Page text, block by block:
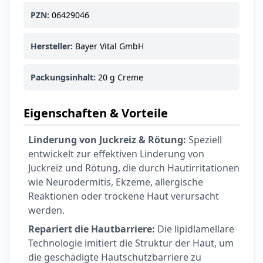
3,79 €
Softa Swabs
100 Stück
3,75 € 4,29 €
Kautabletten
7,69 € 8,09 € -5%
ARZNEIMITTEL & GESUNDHEIT
Hametum
Hämorrhoidensalbe:
Bei Hämorrhoiden
& Juckreiz
12,04 € 12,95 € -7%
PZN: 06429046
Hersteller: Bayer Vital GmbH
Packungsinhalt: 20 g Creme
Eigenschaften & Vorteile
Linderung von Juckreiz & Rötung: Speziell
entwickelt zur effektiven Linderung von
Juckreiz und Rötung, die durch Hautirritationen
wie Neurodermitis, Ekzeme, allergische
Reaktionen oder trockene Haut verursacht
werden.
Repariert die Hautbarriere: Die lipidlamellare
Technologie imitiert die Struktur der Haut, um
die geschädigte Hautschutzbarriere zu